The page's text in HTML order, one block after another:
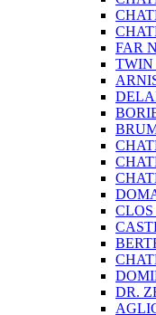
FAR
TWIN
DR.